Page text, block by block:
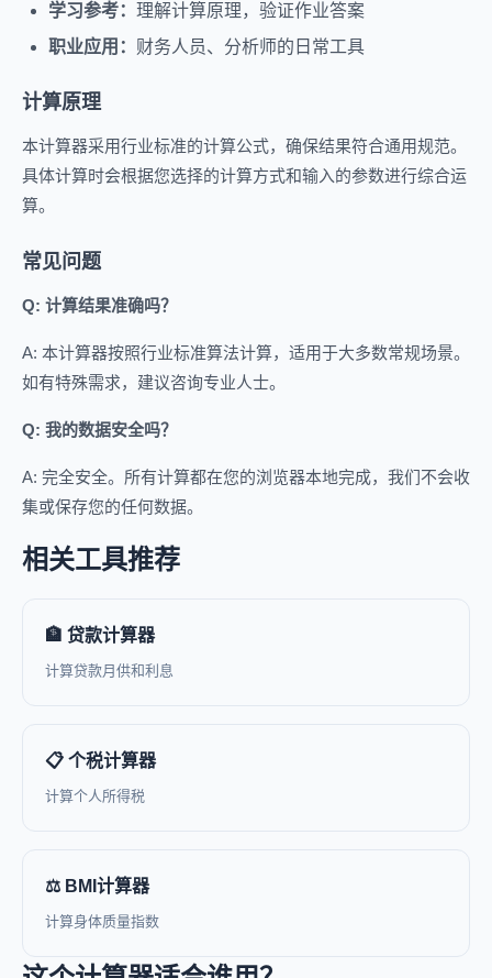
学习参考： 理解计算原理，验证作业答案
职业应用： 财务人员、分析师的日常工具
计算原理
本计算器采用行业标准的计算公式，确保结果符合通用规范。
具体计算时会根据您选择的计算方式和输入的参数进行综合运
算。
常见问题
Q: 计算结果准确吗？
A: 本计算器按照行业标准算法计算，适用于大多数常规场景。
如有特殊需求，建议咨询专业人士。
Q: 我的数据安全吗？
A: 完全安全。所有计算都在您的浏览器本地完成，我们不会收
集或保存您的任何数据。
相关工具推荐
🏦 贷款计算器
计算贷款月供和利息
📋 个税计算器
计算个人所得税
⚖️ BMI计算器
计算身体质量指数